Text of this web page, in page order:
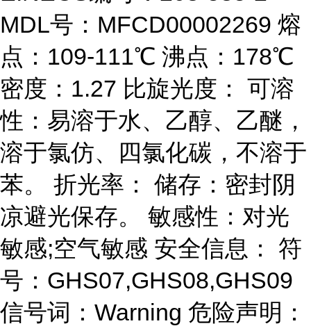
MDL号：MFCD00002269 熔
点：109-111℃ 沸点：178℃
密度：1.27 比旋光度： 可溶
性：易溶于水、乙醇、乙醚，
溶于氯仿、四氯化碳，不溶于
苯。 折光率： 储存：密封阴
凉避光保存。 敏感性：对光
敏感;空气敏感 安全信息： 符
号：GHS07,GHS08,GHS09
信号词：Warning 危险声明：